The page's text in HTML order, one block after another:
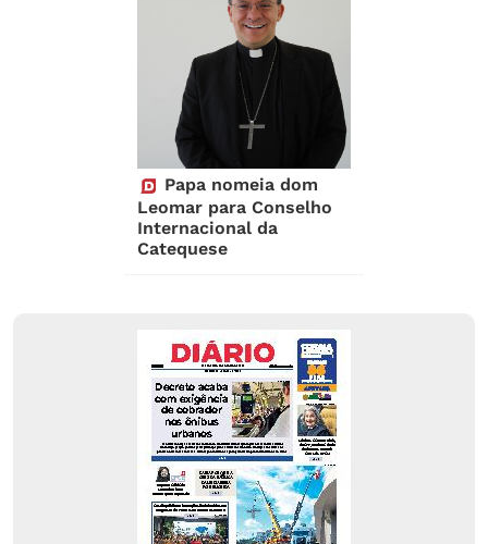
Papa nomeia dom
Leomar para Conselho
Internacional da
Catequese